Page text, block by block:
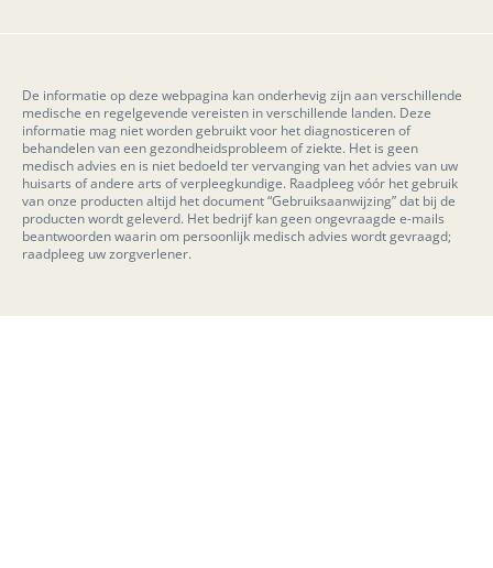
De informatie op deze webpagina kan onderhevig zijn aan verschillende
medische en regelgevende vereisten in verschillende landen. Deze
informatie mag niet worden gebruikt voor het diagnosticeren of
behandelen van een gezondheidsprobleem of ziekte. Het is geen
medisch advies en is niet bedoeld ter vervanging van het advies van uw
huisarts of andere arts of verpleegkundige. Raadpleeg vóór het gebruik
van onze producten altijd het document “Gebruiksaanwijzing” dat bij de
producten wordt geleverd. Het bedrijf kan geen ongevraagde e-mails
beantwoorden waarin om persoonlijk medisch advies wordt gevraagd;
raadpleeg uw zorgverlener.